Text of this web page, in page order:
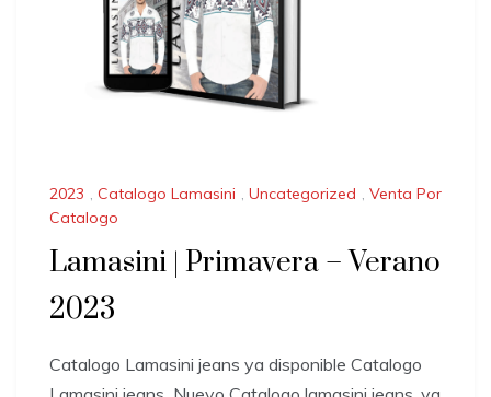
2023 , Catalogo Lamasini , Uncategorized , Venta Por
Catalogo
Lamasini | Primavera – Verano
2023
Catalogo Lamasini jeans ya disponible Catalogo